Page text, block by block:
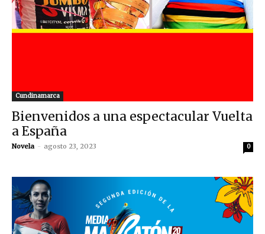
Cundinamarca
Bienvenidos a una espectacular Vuelta
a España
Novela - agosto 23, 2023 0